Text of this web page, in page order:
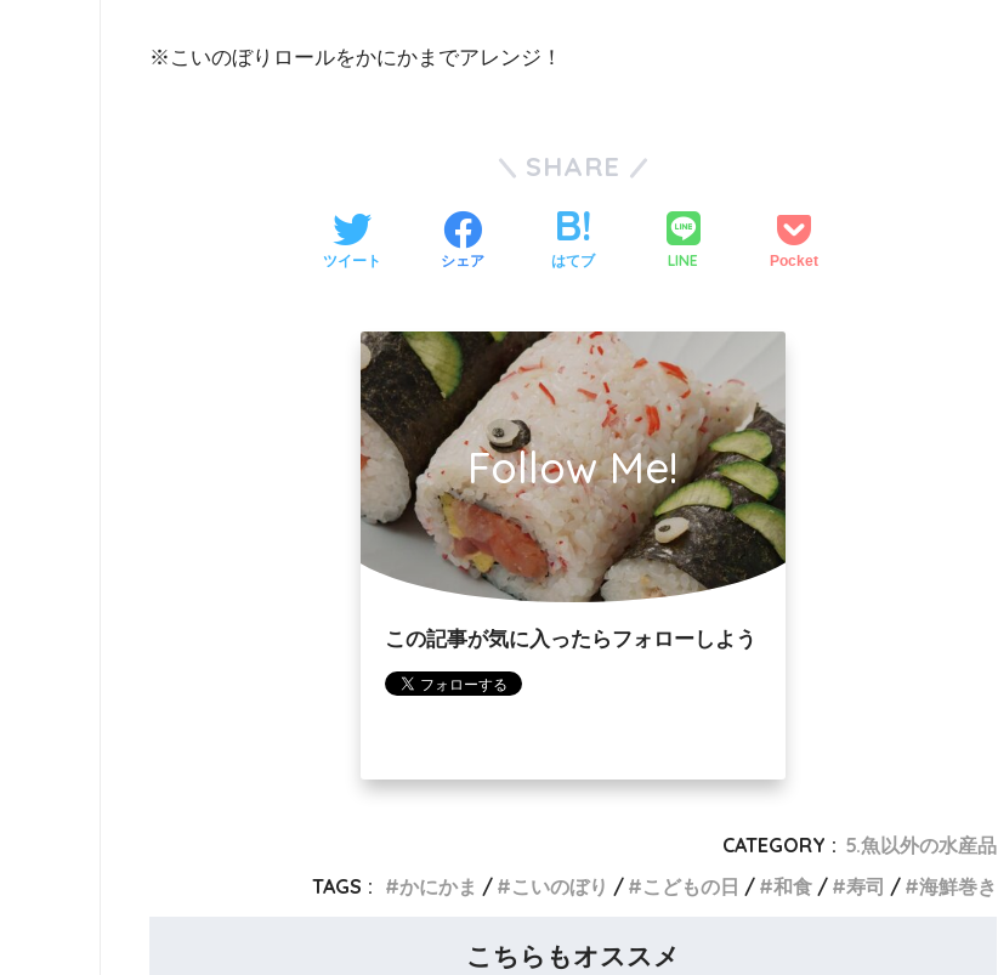
※こいのぼりロールをかにかまでアレンジ！
SHARE
ツイート シェア はてブ LINE Pocket
Follow Me!
この記事が気に入ったらフォローしよう
CATEGORY : 5.魚以外の水産品
TAGS :
かにかま こいのぼり こどもの日 和食 寿司 海鮮巻き
こちらもオススメ